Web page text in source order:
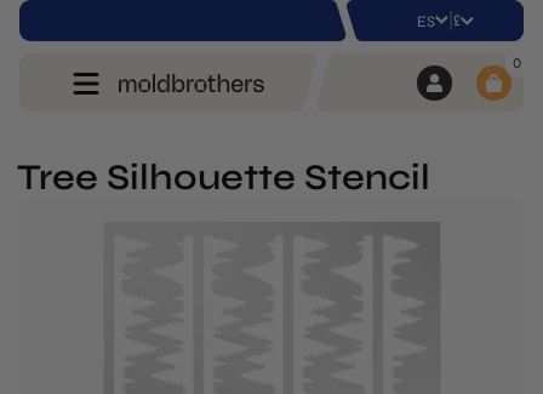
ES | £
0
Tree Silhouette Stencil